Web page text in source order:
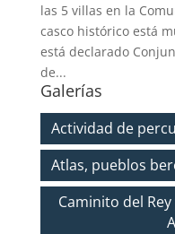
las 5 villas en la
casco histórico está
está declarado
de...
Galerías
Actividad de
Atlas, pueblos
Caminito del